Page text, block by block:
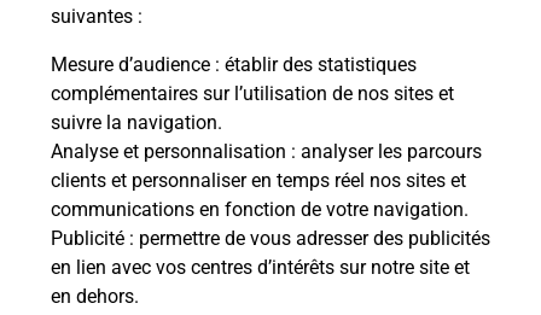
suivantes :
Mesure d’audience : établir des statistiques
complémentaires sur l’utilisation de nos sites et
suivre la navigation.
Analyse et personnalisation : analyser les parcours
clients et personnaliser en temps réel nos sites et
communications en fonction de votre navigation.
Publicité : permettre de vous adresser des publicités
en lien avec vos centres d’intérêts sur notre site et
en dehors.